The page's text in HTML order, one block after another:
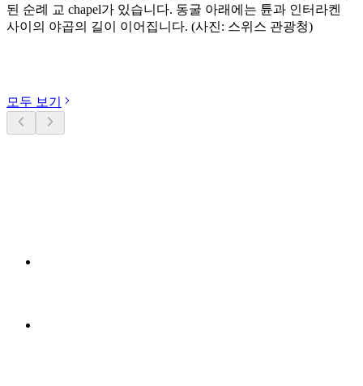
된 순례 교 chapel가 있습니다. 동굴 아래에는 튠과 인터라켄
사이의 야곱의 길이 이어집니다. (사진: 스위스 관광청)
모두 보기